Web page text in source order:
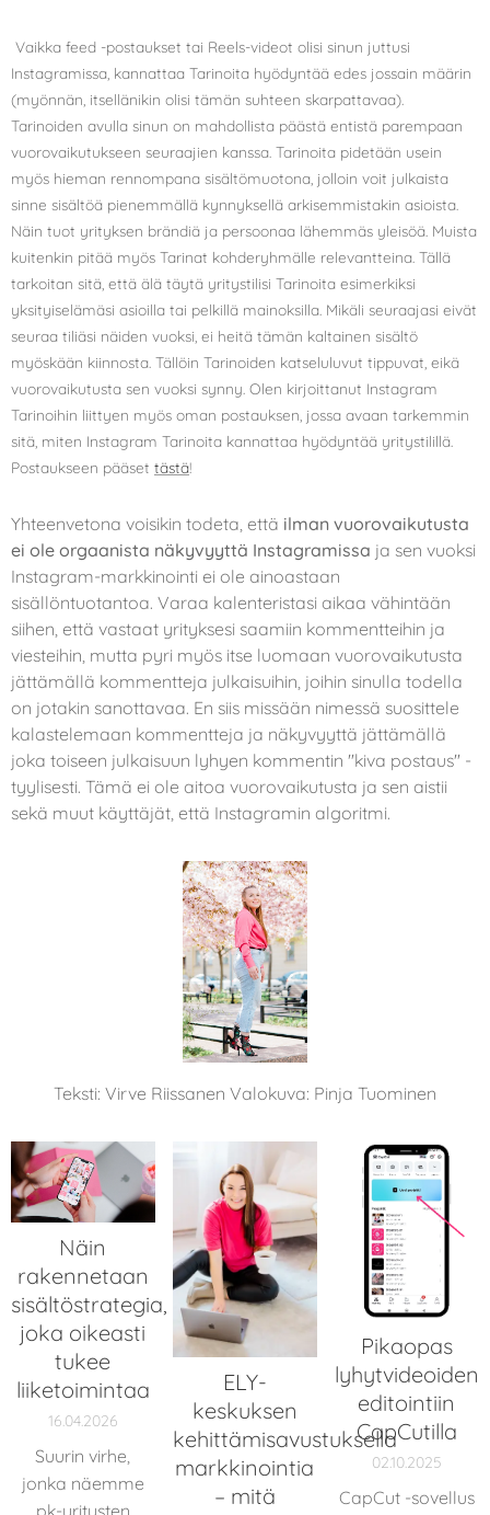
Vaikka feed -postaukset tai Reels-videot olisi sinun juttusi
Instagramissa, kannattaa Tarinoita hyödyntää edes jossain määrin
(myönnän, itsellänikin olisi tämän suhteen skarpattavaa).
Tarinoiden avulla sinun on mahdollista päästä entistä parempaan
vuorovaikutukseen seuraajien kanssa. Tarinoita pidetään usein
myös hieman rennompana sisältömuotona, jolloin voit julkaista
sinne sisältöä pienemmällä kynnyksellä arkisemmistakin asioista.
Näin tuot yrityksen brändiä ja persoonaa lähemmäs yleisöä. Muista
kuitenkin pitää myös Tarinat kohderyhmälle relevantteina. Tällä
tarkoitan sitä, että älä täytä yritystilisi Tarinoita esimerkiksi
yksityiselämäsi asioilla tai pelkillä mainoksilla. Mikäli seuraajasi eivät
seuraa tiliäsi näiden vuoksi, ei heitä tämän kaltainen sisältö
myöskään kiinnosta. Tällöin Tarinoiden katseluluvut tippuvat, eikä
vuorovaikutusta sen vuoksi synny. Olen kirjoittanut Instagram
Tarinoihin liittyen myös oman postauksen, jossa avaan tarkemmin
sitä, miten Instagram Tarinoita kannattaa hyödyntää yritystilillä.
Postaukseen pääset tästä!
Yhteenvetona voisikin todeta, että ilman vuorovaikutusta
ei ole orgaanista näkyvyyttä Instagramissa ja sen vuoksi
Instagram-markkinointi ei ole ainoastaan
sisällöntuotantoa. Varaa kalenteristasi aikaa vähintään
siihen, että vastaat yrityksesi saamiin kommentteihin ja
viesteihin, mutta pyri myös itse luomaan vuorovaikutusta
jättämällä kommentteja julkaisuihin, joihin sinulla todella
on jotakin sanottavaa. En siis missään nimessä suosittele
kalastelemaan kommentteja ja näkyvyyttä jättämällä
joka toiseen julkaisuun lyhyen kommentin "kiva postaus" -
tyylisesti. Tämä ei ole aitoa vuorovaikutusta ja sen aistii
sekä muut käyttäjät, että Instagramin algoritmi.
Teksti: Virve Riissanen Valokuva: Pinja Tuominen
Näin
rakennetaan
sisältöstrategia,
joka oikeasti
tukee
liiketoimintaa
16.04.2026
Suurin virhe,
jonka näemme
pk-yritysten
ELY-
keskuksen
kehittämisavustuksella
markkinointia
– mitä
Pikaopas
lyhytvideoiden
editointiin
CapCutilla
02.10.2025
CapCut -sovellus